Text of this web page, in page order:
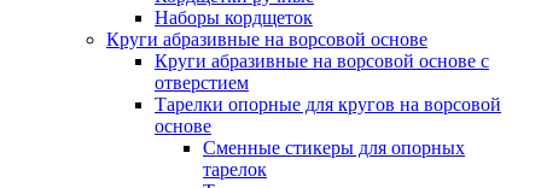
Наборы кордщеток
Круги абразивные на ворсовой основе
Круги абразивные на ворсовой основе с
отверстием
Тарелки опорные для кругов на ворсовой
основе
Сменные стикеры для опорных
тарелок